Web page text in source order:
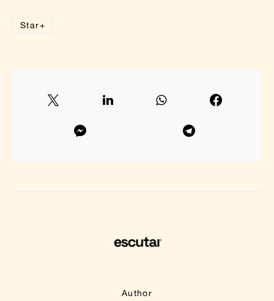
Star+
Author